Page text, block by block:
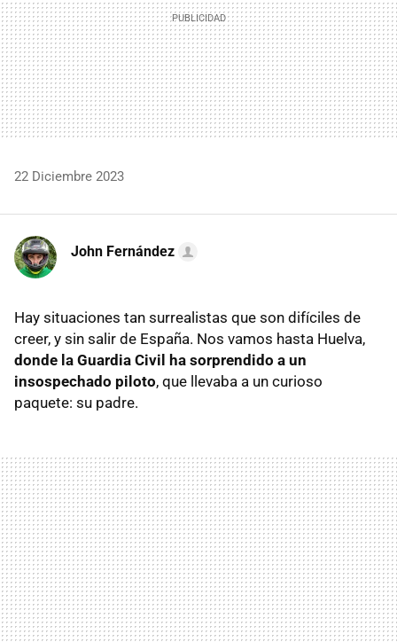
22 Diciembre 2023
John Fernández
Hay situaciones tan surrealistas que son difíciles de
creer, y sin salir de España. Nos vamos hasta Huelva,
donde la Guardia Civil ha sorprendido a un
insospechado piloto, que llevaba a un curioso
paquete: su padre.